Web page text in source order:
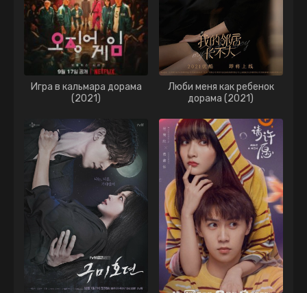
Игра в кальмара дорама
(2021)
Люби меня как ребенок
дорама (2021)